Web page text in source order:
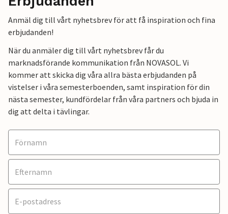
Anmäl dig till vårt nyhetsbrev för att få inspiration och fina
erbjudanden!
När du anmäler dig till vårt nyhetsbrev får du
marknadsförande kommunikation från NOVASOL. Vi
kommer att skicka dig våra allra bästa erbjudanden på
vistelser i våra semesterboenden, samt inspiration för din
nästa semester, kundfördelar från våra partners och bjuda in
dig att delta i tävlingar.